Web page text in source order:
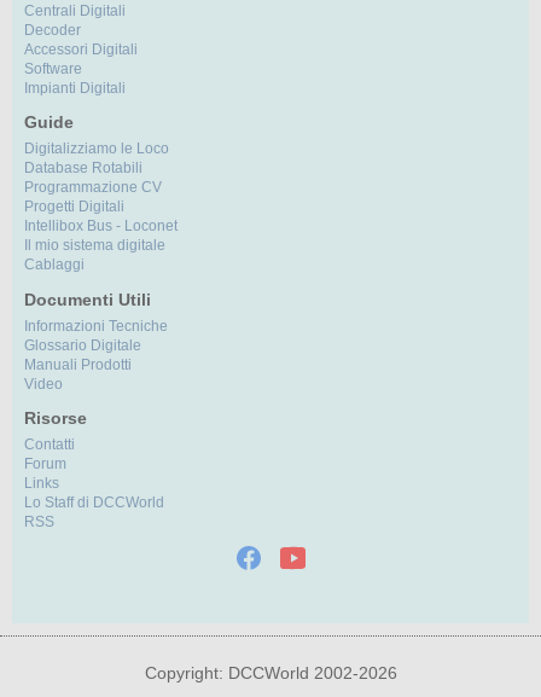
Centrali Digitali
Decoder
Accessori Digitali
Software
Impianti Digitali
Guide
Digitalizziamo le Loco
Database Rotabili
Programmazione CV
Progetti Digitali
Intellibox Bus - Loconet
Il mio sistema digitale
Cablaggi
Documenti Utili
Informazioni Tecniche
Glossario Digitale
Manuali Prodotti
Video
Risorse
Contatti
Forum
Links
Lo Staff di DCCWorld
RSS
Copyright: DCCWorld 2002-2026